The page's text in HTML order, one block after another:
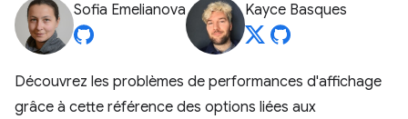
Sofia Emelianova Kayce Basques
Découvrez les problèmes de performances d'affichage
grâce à cette référence des options liées aux